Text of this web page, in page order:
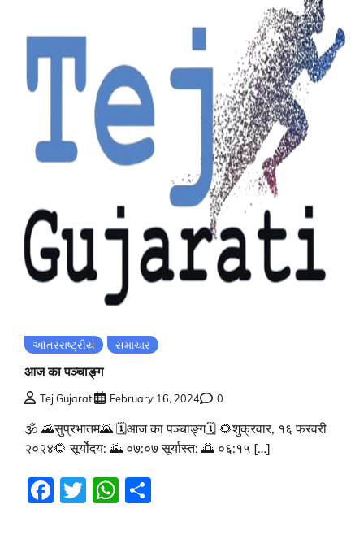
આંતરરાષ્ટ્રીય સમાચાર
आज का पञ्चाङ्ग
Tej Gujarati February 16, 2024 0
🕉 🌄सुप्रभातम🌄 🗓आज का पञ्चाङ्ग🗓 🌻शुक्रवार, १६ फरवरी
२०२४🌻 सूर्योदय: 🌄 ०७:०७ सूर्यास्त: 🌅 ०६:१५ […]
Facebook
TwitterWhatsApp